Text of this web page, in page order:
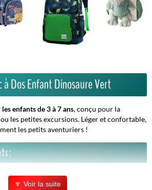
à Dos Enfant Dinosaure Vert
enfants de 3 à 7 ans, conçu pour la
les petites excursions. Léger et confortable,
les petits aventuriers !
:
:motif dinosaure qui fait craquer tous
🔽 Voir la suite